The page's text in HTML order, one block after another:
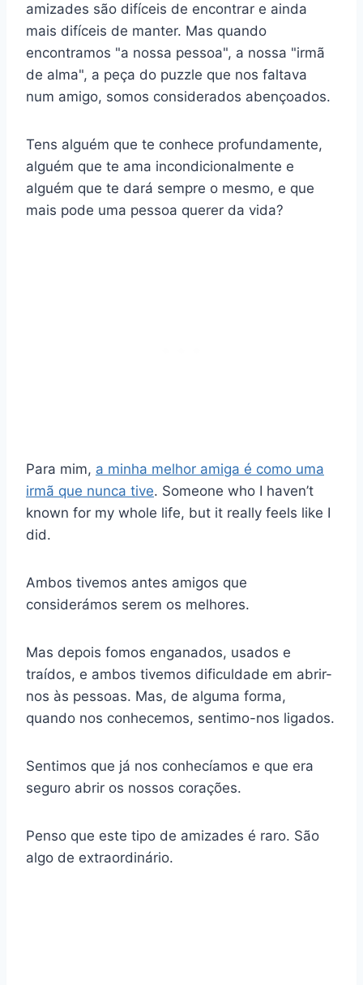
amizades são difíceis de encontrar e ainda
mais difíceis de manter. Mas quando
encontramos "a nossa pessoa", a nossa "irmã
de alma", a peça do puzzle que nos faltava
num amigo, somos considerados abençoados.
Tens alguém que te conhece profundamente,
alguém que te ama incondicionalmente e
alguém que te dará sempre o mesmo, e que
mais pode uma pessoa querer da vida?
Para mim, a minha melhor amiga é como uma
irmã que nunca tive. Someone who I haven’t
known for my whole life, but it really feels like I
did.
Ambos tivemos antes amigos que
considerámos serem os melhores.
Mas depois fomos enganados, usados e
traídos, e ambos tivemos dificuldade em abrir-
nos às pessoas. Mas, de alguma forma,
quando nos conhecemos, sentimo-nos ligados.
Sentimos que já nos conhecíamos e que era
seguro abrir os nossos corações.
Penso que este tipo de amizades é raro. São
algo de extraordinário.